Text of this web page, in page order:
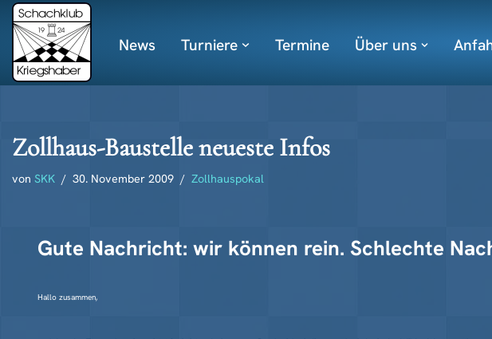
Zum
Inhalt
springen
News Turniere Termine Über uns
Zollhaus-Baustelle neueste Infos
von SKK 30. November 2009 Zollhauspokal
Gute Nachricht: wir können rein. Schlechte
Hallo zusammen,